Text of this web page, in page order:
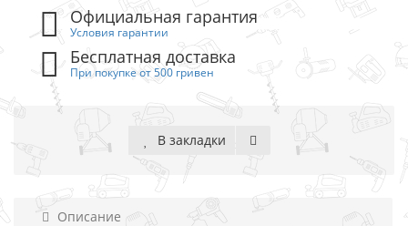
Официальная гарантия
Условия гарантии
Бесплатная доставка
При покупке от 500 гривен
В закладки
Описание